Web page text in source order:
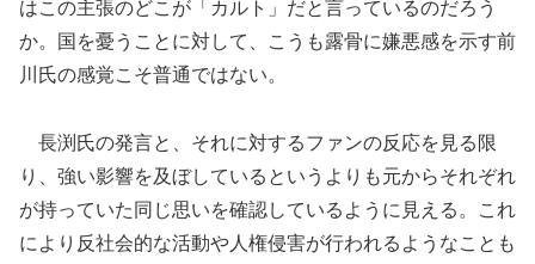
はこの主張のどこが「カルト」だと言っているのだろう
か。国を憂うことに対して、こうも露骨に嫌悪感を示す前
川氏の感覚こそ普通ではない。
長渕氏の発言と、それに対するファンの反応を見る限
り、強い影響を及ぼしているというよりも元からそれぞれ
が持っていた同じ思いを確認しているように見える。これ
により反社会的な活動や人権侵害が行われるようなことも